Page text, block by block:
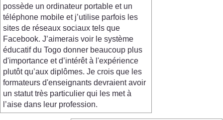
possède un ordinateur portable et un
téléphone mobile et j’utilise parfois les
sites de réseaux sociaux tels que
Facebook. J’aimerais voir le système
éducatif du Togo donner beaucoup plus
d'importance et d’intérêt à l'expérience
plutôt qu’aux diplômes. Je crois que les
formateurs d'enseignants devraient avoir
un statut très particulier qui les met à
l’aise dans leur profession.